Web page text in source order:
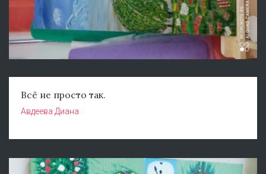
Всё не просто так.
Авдеева Диана